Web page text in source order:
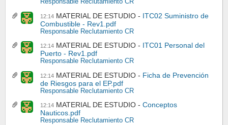
Responsable Reclutamiento CR
12:14 MATERIAL DE ESTUDIO
ITC02 Suministro de
Combustible - Rev1.pdf
Responsable Reclutamiento CR
12:14 MATERIAL DE ESTUDIO
ITC01 Personal del
Puerto - Rev1.pdf
Responsable Reclutamiento CR
12:14 MATERIAL DE ESTUDIO
Ficha de Prevención
de Riesgos para el EP.pdf
Responsable Reclutamiento CR
12:14 MATERIAL DE ESTUDIO
Conceptos
Nauticos.pdf
Responsable Reclutamiento CR